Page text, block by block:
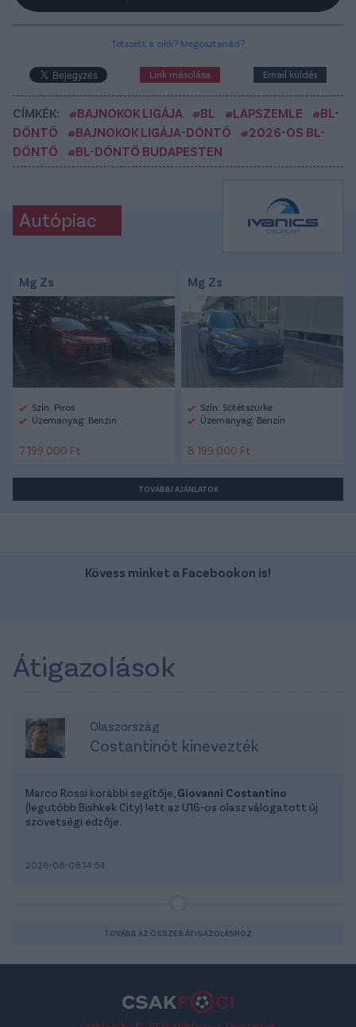
Tetszett a cikk? Megosztanád?
Link másolása Email küldés
CÍMKÉK: #BAJNOKOK LIGÁJA #BL #LAPSZEMLE
#BL-
DÖNTŐ
#BAJNOKOK LIGÁJA-DÖNTŐ
#2026-OS BL-
DÖNTŐ
#BL-DÖNTŐ BUDAPESTEN
Autópiac
Mg Zs
Szín: Piros
Üzemanyag: Benzin
7 199 000 Ft
Mg Zs
Szín: Sötétszürke
Üzemanyag: Benzin
8 199 000 Ft
TOVÁBBI AJÁNLATOK
Kövess minket a Facebookon is!
Átigazolások
Olaszország
Costantinót kinevezték
Marco Rossi korábbi segítője, Giovanni Costantino
(legutóbb Bishkek City) lett az U16-os olasz válogatott új
szövetségi edzője.
2026-08-08 14:54
TOVÁBB AZ ÖSSZES ÁTIGAZOLÁSHOZ